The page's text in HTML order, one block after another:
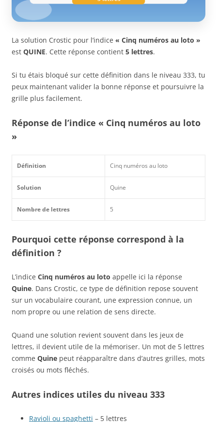
La solution Crostic pour l’indice « Cinq numéros au loto »
est QUINE. Cette réponse contient 5 lettres.
Si tu étais bloqué sur cette définition dans le niveau 333, tu
peux maintenant valider la bonne réponse et poursuivre la
grille plus facilement.
Réponse de l’indice « Cinq numéros au loto
»
Définition Cinq numéros au loto
Solution Quine
Nombre de lettres 5
Pourquoi cette réponse correspond à la
définition ?
L’indice Cinq numéros au loto appelle ici la réponse
Quine. Dans Crostic, ce type de définition repose souvent
sur un vocabulaire courant, une expression connue, un
nom propre ou une relation de sens directe.
Quand une solution revient souvent dans les jeux de
lettres, il devient utile de la mémoriser. Un mot de 5 lettres
comme Quine peut réapparaître dans d’autres grilles, mots
croisés ou mots fléchés.
Autres indices utiles du niveau 333
Ravioli ou spaghetti – 5 lettres